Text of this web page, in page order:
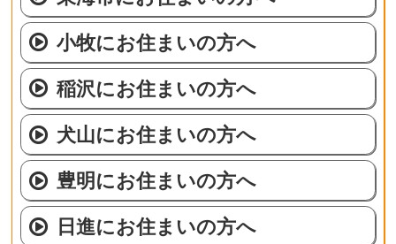
小牧にお住まいの方へ
稲沢にお住まいの方へ
犬山にお住まいの方へ
豊明にお住まいの方へ
日進にお住まいの方へ